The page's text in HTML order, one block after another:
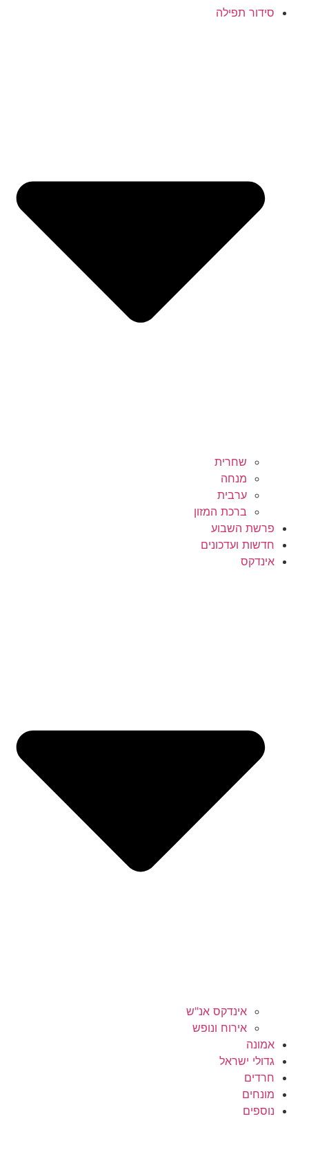
סידור תפילה
שחרית
מנחה
ערבית
ברכת המזון
פרשת השבוע
חדשות ועדכונים
אינדקס
אינדקס אנ"ש
אירוח ונופש
אמונה
גדולי ישראל
חרדים
מונחים
נוספים